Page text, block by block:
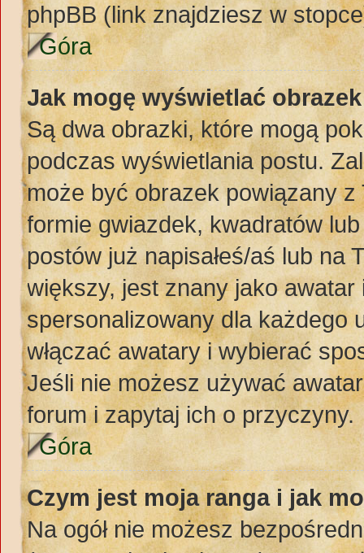
phpBB (link znajdziesz w
Góra
Jak mogę wyświetlać
Są dwa obrazki, które mogą
podczas wyświetlania postu.
może być obrazek powiązany
formie gwiazdek, kwadratów
postów już napisałeś/aś lub na
większy, jest znany jako
spersonalizowany dla każdego
włączać awatary i wybierać
Jeśli nie możesz używać
forum i zapytaj ich o przyczyny.
Góra
Czym jest moja ranga i jak
Na ogół nie możesz